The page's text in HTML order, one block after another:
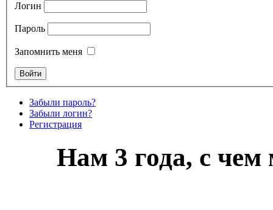
Логин
Пароль
Запомнить меня
Забыли пароль?
Забыли логин?
Регистрация
Нам 3 года, с